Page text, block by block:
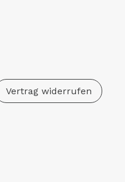
Vertrag widerrufen